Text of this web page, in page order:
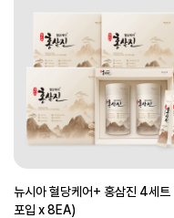
뉴시아 혈당케어+ 홍삼진 4세
포입 x 8EA)